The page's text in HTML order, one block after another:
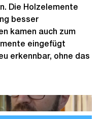
Die Holzelemente
besser
kamen auch zum
eingefügt
erkennbar, ohne das